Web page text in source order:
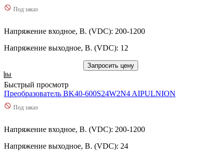
Под заказ
Напряжение входное, В. (VDC): 200-1200
Напряжение выходное, В. (VDC): 12
Запросить цену
Быстрый просмотр
Преобразователь BK40-600S24W2N4 AIPULNION
Под заказ
Напряжение входное, В. (VDC): 200-1200
Напряжение выходное, В. (VDC): 24